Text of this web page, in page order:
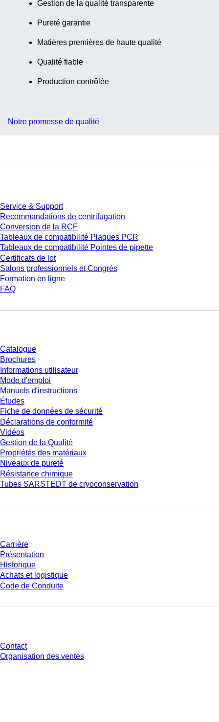
Gestion de la qualité transparente
Pureté garantie
Matières premières de haute qualité
Qualité fiable
Production contrôlée
Notre promesse de qualité
Service & Support
Recommandations de centrifugation
Conversion de la RCF
Tableaux de compatibilité Plaques PCR
Tableaux de compatibilité Pointes de pipette
Certificats de lot
Salons professionnels et Congrès
Formation en ligne
FAQ
Catalogue
Brochures
Informations utilisateur
Mode d'emploi
Manuels d'instructions
Études
Fiche de données de sécurité
Déclarations de conformité
Vidéos
Gestion de la Qualité
Propriétés des matériaux
Niveaux de pureté
Résistance chimique
Tubes SARSTEDT de cryoconservation
Carrière
Présentation
Historique
Achats et logistique
Code de Conduite
Contact
Organisation des ventes